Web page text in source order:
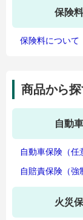
保険
保険料について
商品から
自動
自動車保険（任
自賠責保険（強
火災